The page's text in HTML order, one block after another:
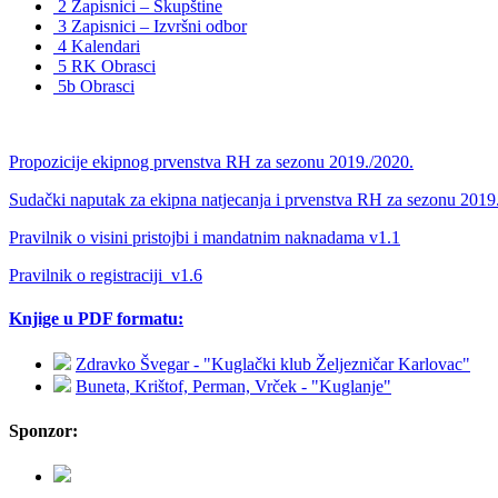
2 Zapisnici – Skupštine
3 Zapisnici – Izvršni odbor
4 Kalendari
5 RK Obrasci
5b Obrasci
Propozicije ekipnog prvenstva RH za sezonu 2019./2020.
Sudački naputak za ekipna natjecanja i prvenstva RH za sezonu
Pravilnik o visini pristojbi i mandatnim naknadama v1.1
Pravilnik o registraciji_v1.6
Knjige u PDF formatu:
Zdravko Švegar - "Kuglački klub Željezničar Karlovac"
Buneta, Krištof, Perman, Vrček - "Kuglanje"
Sponzor: